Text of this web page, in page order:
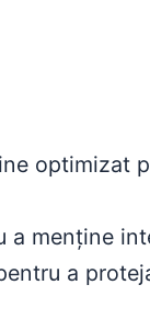
optimizat
menține
a